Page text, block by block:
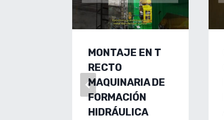
MONTAJE EN T
RECTO
MAQUINARIA DE
FORMACIÓN
HIDRÁULICA